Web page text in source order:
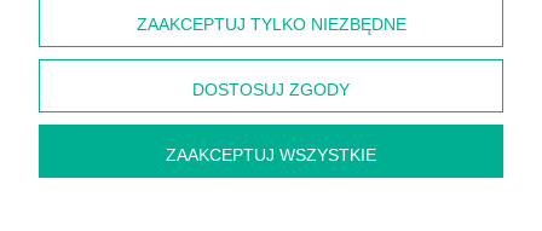
ZAAKCEPTUJ TYLKO NIEZBĘDNE
DOSTOSUJ ZGODY
ZAAKCEPTUJ WSZYSTKIE